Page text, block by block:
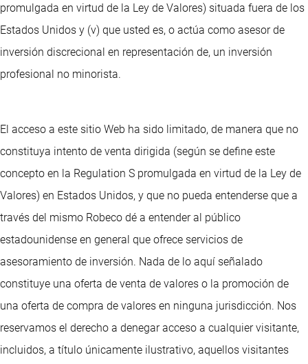
promulgada en virtud de la Ley de Valores) situada fuera de los
Estados Unidos y (v) que usted es, o actúa como asesor de
inversión discrecional en representación de, un inversión
profesional no minorista.
El acceso a este sitio Web ha sido limitado, de manera que no
constituya intento de venta dirigida (según se define este
concepto en la Regulation S promulgada en virtud de la Ley de
Valores) en Estados Unidos, y que no pueda entenderse que a
través del mismo Robeco dé a entender al público
estadounidense en general que ofrece servicios de
asesoramiento de inversión. Nada de lo aquí señalado
constituye una oferta de venta de valores o la promoción de
una oferta de compra de valores en ninguna jurisdicción. Nos
reservamos el derecho a denegar acceso a cualquier visitante,
incluidos, a título únicamente ilustrativo, aquellos visitantes